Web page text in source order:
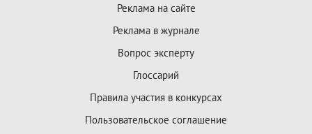
Реклама на сайте
Реклама в журнале
Вопрос эксперту
Глоссарий
Правила участия в конкурсах
Пользовательское соглашение